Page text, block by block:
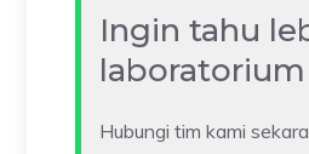
Ingin tahu
laboratorium
Hubungi tim kami